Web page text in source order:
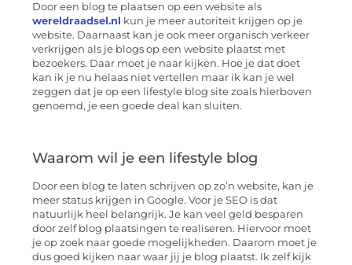
Door een blog te plaatsen op een website als
wereldraadsel.nl kun je meer autoriteit krijgen op je
website. Daarnaast kan je ook meer organisch verkeer
verkrijgen als je blogs op een website plaatst met
bezoekers. Daar moet je naar kijken. Hoe je dat doet
kan ik je nu helaas niet vertellen maar ik kan je wel
zeggen dat je op een lifestyle blog site zoals hierboven
genoemd, je een goede deal kan sluiten.
Waarom wil je een lifestyle blog
Door een blog te laten schrijven op zo’n website, kan je
meer status krijgen in Google. Voor je SEO is dat
natuurlijk heel belangrijk. Je kan veel geld besparen
door zelf blog plaatsingen te realiseren. Hiervoor moet
je op zoek naar goede mogelijkheden. Daarom moet je
dus goed kijken naar waar jij je blog plaatst. Ik zelf kijk